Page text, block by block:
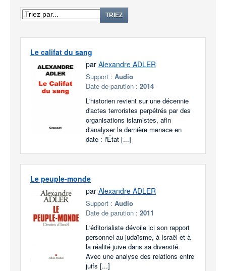
TRIEZ
Le califat du sang
par Alexandre ADLER
Support : Audio
Date de parution : 2014
L'historien revient sur une décennie
d'actes terroristes perpétrés par des
organisations islamistes, afin
d'analyser la dernière menace en
date : l'État [...]
Le peuple-monde
par Alexandre ADLER
Support : Audio
Date de parution : 2011
L'éditorialiste dévoile ici son rapport
personnel au judaïsme, à Israël et à
la réalité juive dans sa diversité.
Avec une analyse des relations entre
juifs [...]